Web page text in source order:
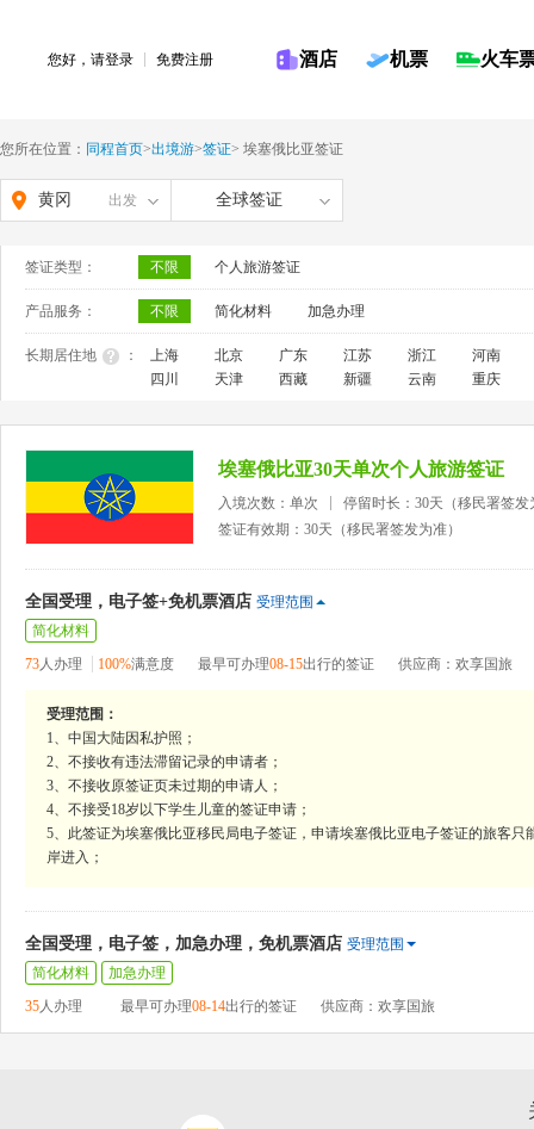
您好，请登录 免费注册 酒店 机票 火车
您所在位置： 同程首页>出境游>签证> 埃塞俄比亚签证
黄冈 出发 全球签证
签证类型： 不限 个人旅游签证
产品服务： 不限 简化材料 加急办理
长期居住地 ： 上海 北京 广东 江苏 浙江
河南
四川
天津 西藏 新疆 云南 重庆
埃塞俄比亚30天单次个人旅游签证
入境次数：单次
停留时长：30天（移民署签发
签证有效期：30天（移民署签发为准）
全国受理，电子签+免机票酒店 受理范围
简化材料
73人办理 100%满意度 最早可办理08-15出行的签证 供应商：欢享国旅
受理范围：
1、中国大陆因私护照；
2、不接收有违法滞留记录的申请者；
3、不接收原签证页未过期的申请人；
4、不接受18岁以下学生儿童的签证申请；
5、此签证为埃塞俄比亚移民局电子签证，申请埃塞俄比亚电子签证的旅客
岸进入；
全国受理，电子签，加急办理，免机票酒店 受理范围
简化材料
加急办理
35人办理 最早可办理08-14出行的签证 供应商：欢享国旅